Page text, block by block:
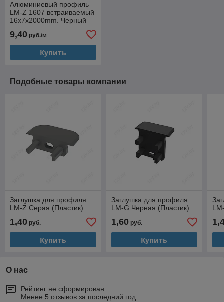
Алюминиевый профиль
LM-Z 1607 встраиваемый
16х7х2000mm. Черный
9,40 руб./м
Купить
Подобные товары компании
Заглушка для профиля
LM-Z Серая (Пластик)
1,40 руб.
Купить
Заглушка для профиля
LM-G Черная (Пластик)
1,60руб.
Купить
О нас
Рейтинг не сформирован
Менее 5 отзывов за последний год